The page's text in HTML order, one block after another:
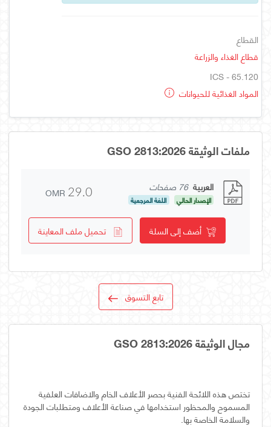
القطاع
قطاع الغذاء والزراعة
ICS - 65.120
المواد الغذائية للحيوانات
ملفات الوثيقة GSO 2813:2026
العربية 76 صفحات
الإصدار الحالي اللغة المرجعية OMR 29.0
أضف إلى السلة تحميل ملف المعاينة
تابع التسوق
مجال الوثيقة GSO 2813:2026
تختص هذه اللائحة الفنية بحصر الأعلاف الخام والاضافات العلفية
المسموح والمحظور استخدامها في صناعة الأعلاف ومتطلبات الجودة
والسلامة الخاصة بها.